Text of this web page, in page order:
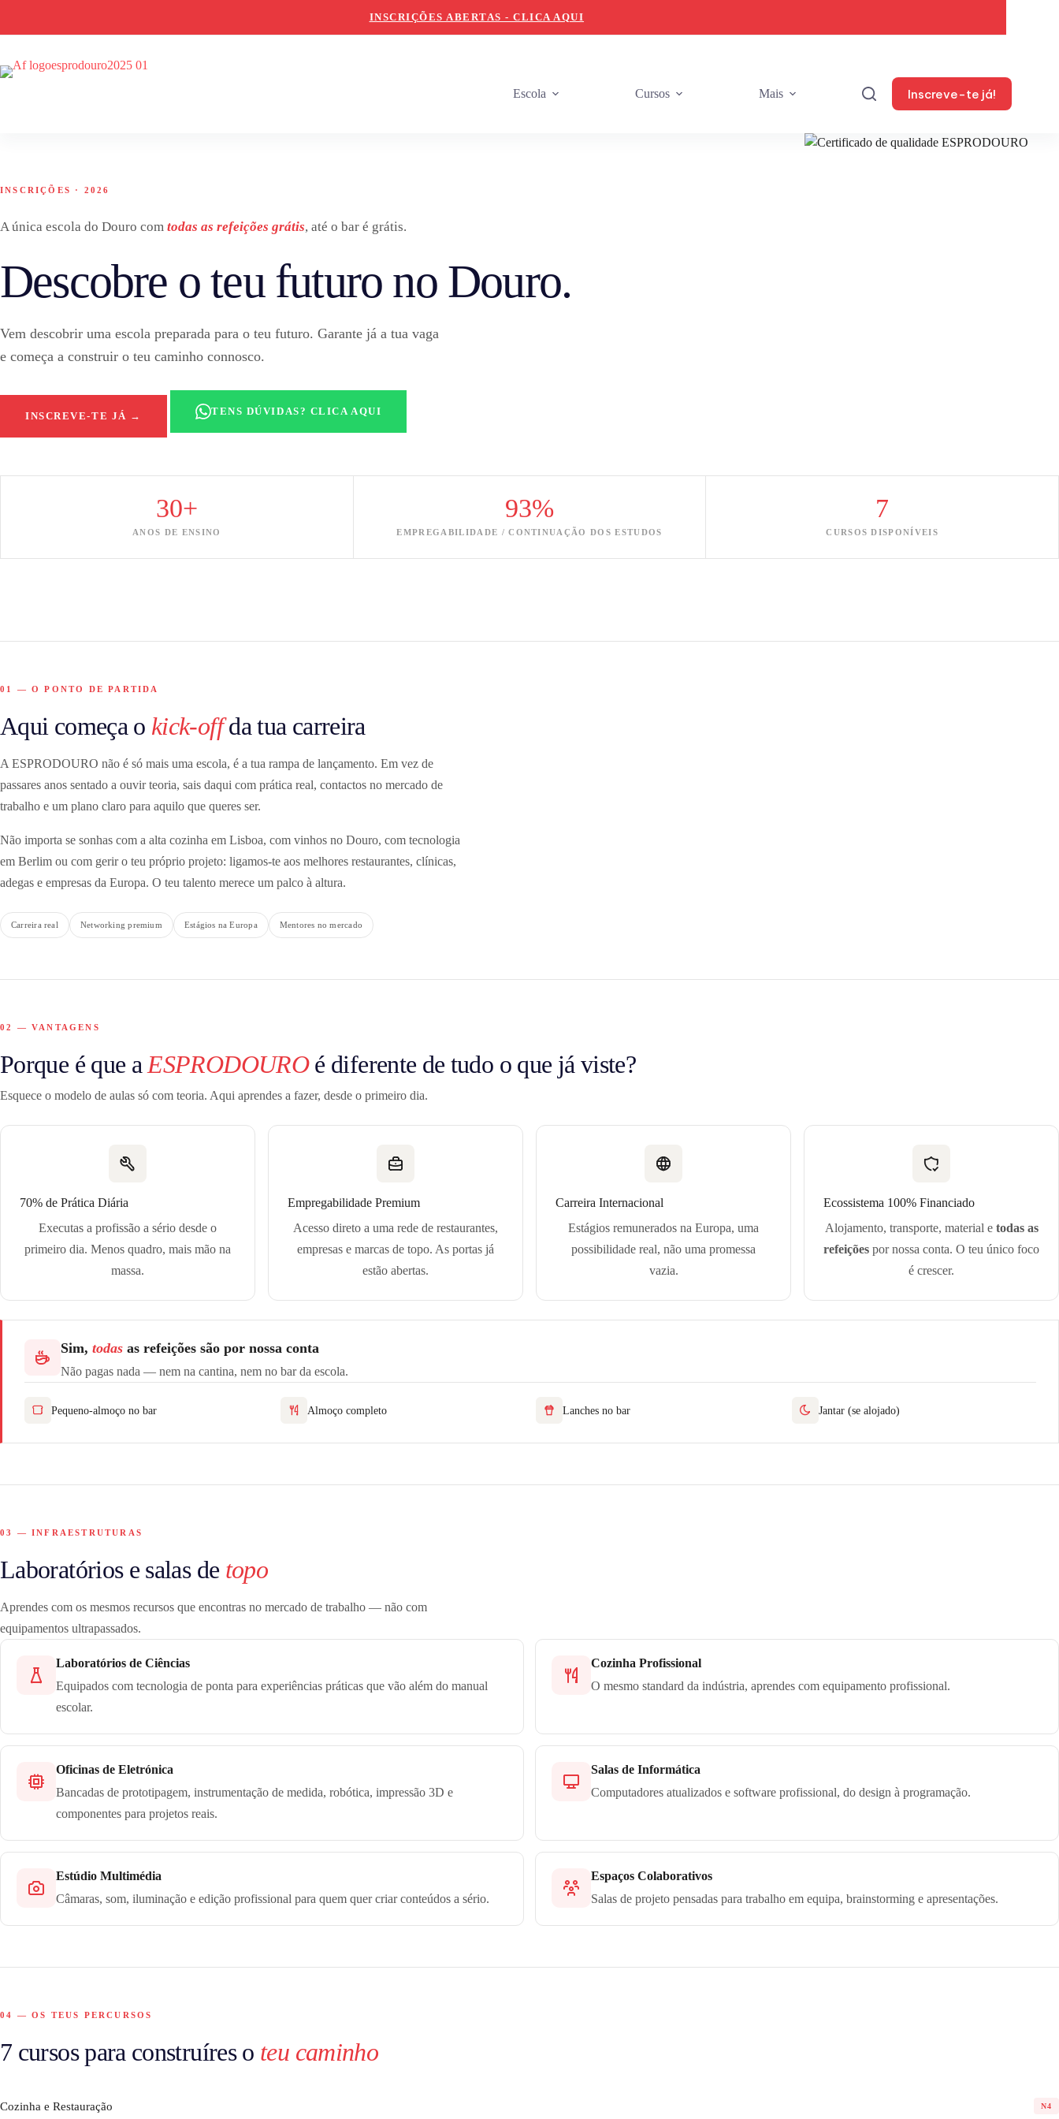
o
INSCRIÇÕES ABERTAS - CLICA AQUI
Escola Cursos Mais Inscreve-te já!
INSCRIÇÕES · 2026
A única escola do Douro com todas as refeições grátis, até o bar é grátis.
Descobre o teu futuro no Douro.
Vem descobrir uma escola preparada para o teu futuro. Garante já a tua vaga
e começa a construir o teu caminho connosco.
INSCREVE-TE JÁ → TENS DÚVIDAS? CLICA AQUI
30+
ANOS DE ENSINO
93%
EMPREGABILIDADE / CONTINUAÇÃO DOS ESTUDOS
7
CURSOS DISPONÍVEIS
01 — O PONTO DE PARTIDA
Aqui começa o kick-offda tua carreira
A ESPRODOURO não é só mais uma escola, é a tua rampa de lançamento. Em vez de
passares anos sentado a ouvir teoria, sais daqui com prática real, contactos no mercado de
trabalho e um plano claro para aquilo que queres ser.
Não importa se sonhas com a alta cozinha em Lisboa, com vinhos no Douro, com tecnologia
em Berlim ou com gerir o teu próprio projeto: ligamos-te aos melhores restaurantes, clínicas,
adegas e empresas da Europa. O teu talento merece um palco à altura.
Carreira real Networking premium Estágios na Europa Mentores no mercado
02 — VANTAGENS
Porque é que a ESPRODOUROé diferente de tudo o que já viste?
Esquece o modelo de aulas só com teoria. Aqui aprendes a fazer, desde o primeiro dia.
70% de Prática Diária
Executas a profissão a sério desde o
primeiro dia. Menos quadro, mais mão na
massa.
Empregabilidade Premium
Acesso direto a uma rede de restaurantes,
empresas e marcas de topo. As portas já
estão abertas.
Carreira Internacional
Estágios remunerados na Europa, uma
possibilidade real, não uma promessa
vazia.
Ecossistema 100% Financiado
Alojamento, transporte, material e todas as
refeições por nossa conta. O teu único foco
é crescer.
Sim, todas as refeições são por nossa conta
Não pagas nada — nem na cantina, nem no bar da escola.
Pequeno-almoço no bar Almoço completo Lanches no bar Jantar (se alojado)
03 — INFRAESTRUTURAS
Laboratórios e salas de topo
Aprendes com os mesmos recursos que encontras no mercado de trabalho — não com
equipamentos ultrapassados.
Laboratórios de Ciências
Equipados com tecnologia de ponta para experiências práticas que vão além do manual
escolar.
Cozinha Profissional
O mesmo standard da indústria, aprendes com equipamento profissional.
Oficinas de Eletrónica
Bancadas de prototipagem, instrumentação de medida, robótica, impressão 3D e
componentes para projetos reais.
Salas de Informática
Computadores atualizados e software profissional, do design à programação.
Estúdio Multimédia
Câmaras, som, iluminação e edição profissional para quem quer criar conteúdos a sério.
Espaços Colaborativos
Salas de projeto pensadas para trabalho em equipa, brainstorming e apresentações.
04 — OS TEUS PERCURSOS
7 cursos para construíres o teu caminho
Cozinha e Restauração N4